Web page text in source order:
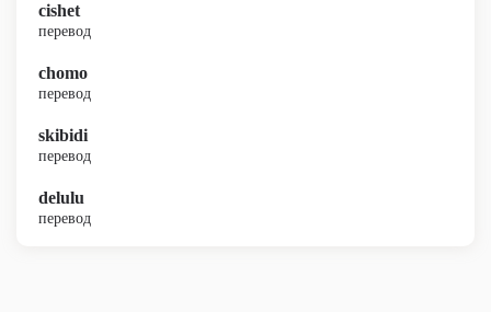
cishet
перевод
chomo
перевод
skibidi
перевод
delulu
перевод